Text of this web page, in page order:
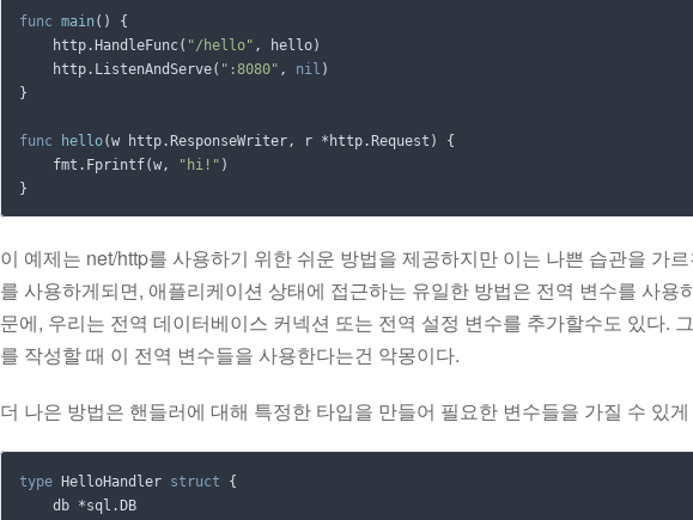
func main ()
{
http. HandleFunc( "/hello" , hello)
http. ListenAndServe( ":8080" , nil )
}
func hello(w http. ResponseWriter, r * http. Request )
{
fmt . Fprintf(w, "hi!" )
}
이 예제는 net/http를 사용하기 위한 쉬운 방법을 제공하지만 이는 나쁜 습관을 가
를 사용하게되면, 애플리케이션 상태에 접근하는 유일한 방법은 전역 변수를 사용
문에, 우리는 전역 데이터베이스 커넥션 또는 전역 설정 변수를 추가할수도 있다.
를 작성할 때 이 전역 변수들을 사용한다는건 악몽이다.
더 나은 방법은 핸들러에 대해 특정한 타입을 만들어 필요한 변수들을 가질 수 있
type HelloHandler struct
{
db *sql . DB